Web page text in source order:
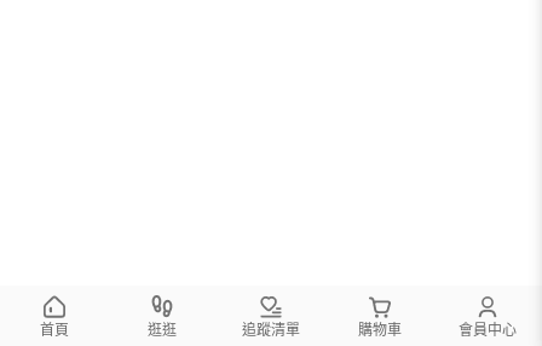
首頁 逛逛 追蹤清單 購物車 會員中心